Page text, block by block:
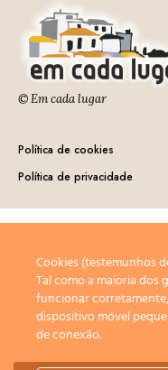
© Em cada lugar
Política de cookies
Política de privacidade
Cookies (testemunhos
Tal como a maioria dos
funcionar
dispositivo móvel
de conexão.